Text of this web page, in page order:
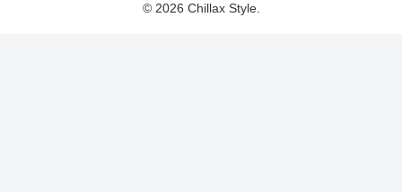
© 2026 Chillax Style.